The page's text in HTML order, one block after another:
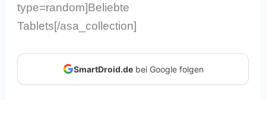
type=random]Beliebte
Tablets[/asa_collection]
SmartDroid.debei Google folgen